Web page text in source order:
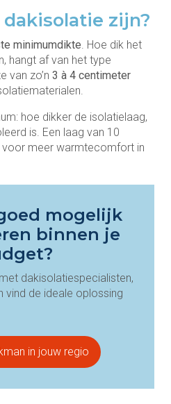
zijn?
minimumdikte. Hoe dik het
hangt af van het type
van zo’n 3 à 4 centimeter
hoe dikker de isolatielaag,
is. Een laag van 10
meer warmtecomfort in
mogelijk
binnen je
dakisolatiespecialisten,
vind de ideale oplossing
in jouw regio